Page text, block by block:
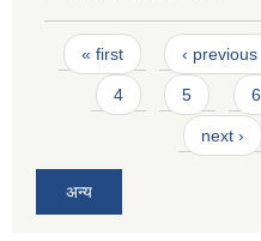
Pages
« first ‹ previous
4 5 6
next ›
अन्य